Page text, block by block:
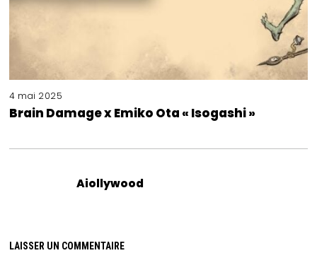
4 mai 2025
Brain Damage x Emiko Ota « Isogashi »
Aiollywood
LAISSER UN COMMENTAIRE